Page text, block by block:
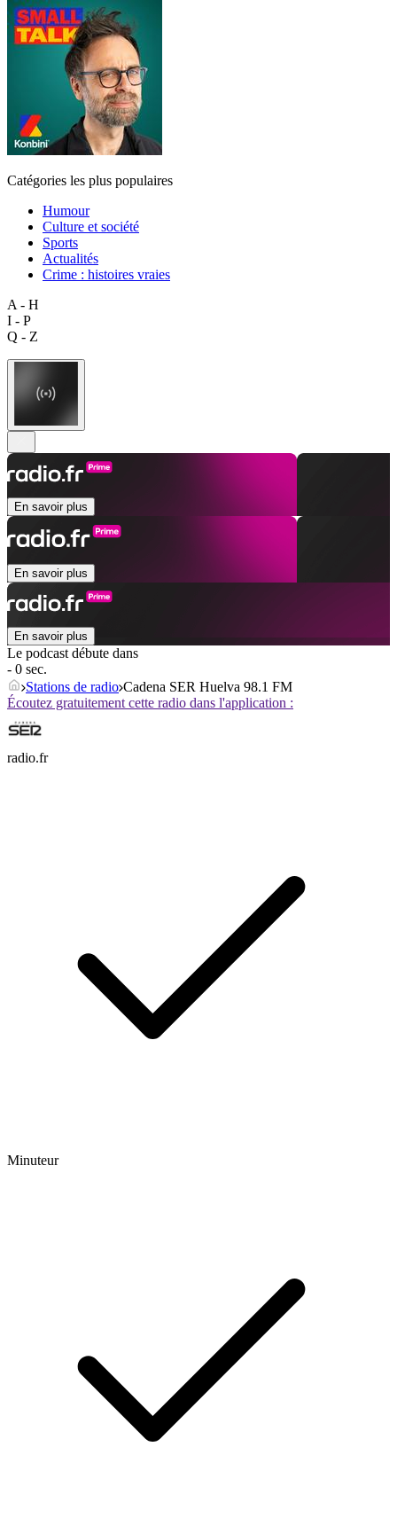
Catégories les plus populaires
Humour
Culture et société
Sports
Actualités
Crime : histoires vraies
A - H
I - P
Q - Z
En savoir plus
En savoir plus
En savoir plus
Le podcast débute dans
- 0 sec.
Stations de radio Cadena SER Huelva 98.1 FM
Écoutez gratuitement cette radio dans l'application :
radio.fr
Minuteur